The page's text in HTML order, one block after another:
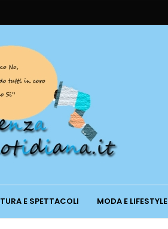
E SPETTACOLI MODA E LIFESTYLE